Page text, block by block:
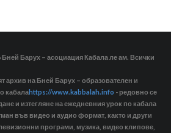
Бней Барух – асоциация Кабала ле ам. Всички
архив на Бней Барух – образователен и
кабалаhttps://www.kabbalah.info - редовно се
и изтегляне на ежедневния урок по кабала
във видео и аудио формат, както и други
програми, музика, видео клипове,